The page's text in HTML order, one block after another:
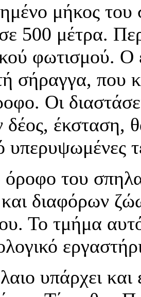
μήκος
500 μέτρα.
φωτισμού. Ο
σήραγγα, που
Οι
δέος, έκσταση,
υπερυψωμένες
του
διαφόρων
Το τμήμα
υπάρχει